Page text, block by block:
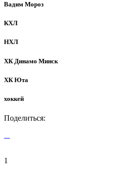
Вадим Мороз
КХЛ
НХЛ
ХК Динамо Минск
ХК Юта
хоккей
Поделиться:
1